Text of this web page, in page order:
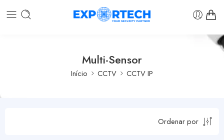
Multi-Sensor
Início CCTV CCTV IP
Ordenar por